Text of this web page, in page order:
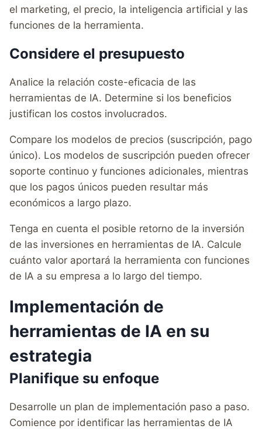
el marketing, el precio, la inteligencia artificial y las
funciones de la herramienta.
Considere el presupuesto
Analice la relación coste-eficacia de las
herramientas de IA. Determine si los beneficios
justifican los costos involucrados.
Compare los modelos de precios (suscripción, pago
único). Los modelos de suscripción pueden ofrecer
soporte continuo y funciones adicionales, mientras
que los pagos únicos pueden resultar más
económicos a largo plazo.
Tenga en cuenta el posible retorno de la inversión
de las inversiones en herramientas de IA. Calcule
cuánto valor aportará la herramienta con funciones
de IA a su empresa a lo largo del tiempo.
Implementación de
herramientas de IA en su
estrategia
Planifique su enfoque
Desarrolle un plan de implementación paso a paso.
Comience por identificar las herramientas de IA